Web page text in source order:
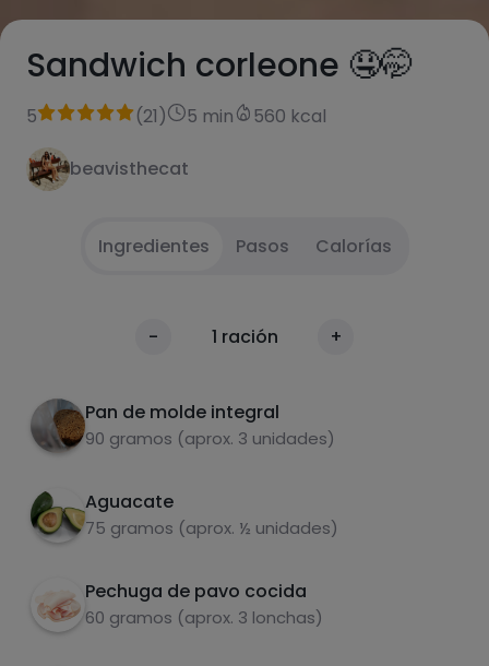
Sandwich corleone 🤤🤭
5 (21) 5 min 560 kcal
beavisthecat
Ingredientes Pasos Calorías
- 1 ración +
Pan de molde integral
90 gramos (aprox. 3 unidades)
Aguacate
75 gramos (aprox. ½ unidades)
Pechuga de pavo cocida
60 gramos (aprox. 3 lonchas)
Tostamos el pan de molde
rebanadas, al gusto.
3 En la primera capa pone lechuga, tomate y
4 Ponemos otra rebanada y colocamos el
5 Cortar por la mitad y servir.
Carbohidratos Proteínas